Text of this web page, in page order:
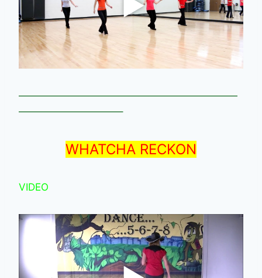
——————————————————————
——————————–
WHATCHA RECKON
VIDEO